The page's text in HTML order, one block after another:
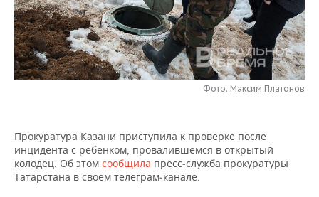
НЕФТЕХИМИЯ
НЕФТЬ
ОПК
РОЗНИЧНАЯ ТОРГОВЛЯ
ТРАНСПОРТ
НОВОСТИ ТЕХНОЛОГИЙ
IT
МЕРОПРИЯТИЯ
НОВОСТИ МЕРОПРИЯТИЙ
ONLINE-КОНФЕРЕНЦИИ
СПОРТ
ХОККЕЙ
ВЛАСТЬ
СЮЖЕТЫ
Фото: Максим Платонов
Прокуратура Казани приступила к проверке после
инцидента с ребенком, провалившемся в открытый
колодец. Об этом сообщила пресс‑служба прокуратуры
Татарстана в своем телеграм‑канале.